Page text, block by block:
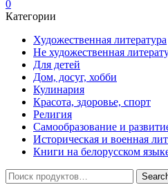
0
Категории
Художественная литература
Не художественная
Для детей
Дом, досуг, хобби
Кулинария
Красота, здоровье, спорт
Религия
Самообразование и
Историческая и военная
Книги на белорусском
Search
for: